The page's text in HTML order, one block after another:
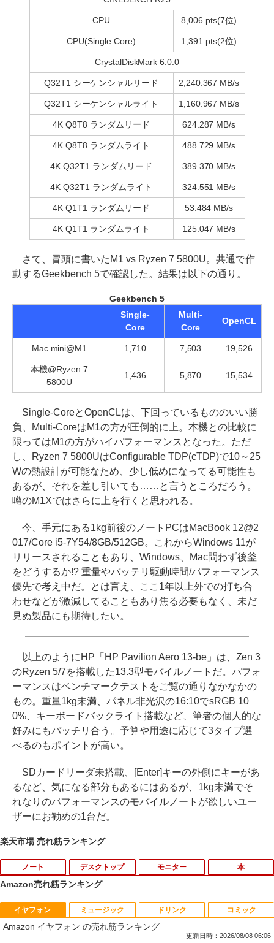
CPU 8,006 pts(7位)
CPU(Single Core) 1,391 pts(2位)
CrystalDiskMark 6.0.0
Q32T1 シーケンシャルリード 2,240.367 MB/s
Q32T1 シーケンシャルライト 1,160.967 MB/s
4K Q8T8 ランダムリード 624.287 MB/s
4K Q8T8 ランダムライト 488.729 MB/s
4K Q32T1 ランダムリード 389.370 MB/s
4K Q32T1 ランダムライト 324.551 MB/s
4K Q1T1 ランダムリード 53.484 MB/s
4K Q1T1 ランダムライト 125.047 MB/s
さて、冒頭に書いたM1 vs Ryzen 7 5800U。共通で作
動するGeekbench 5で確認した。結果は以下の通り。
Geekbench 5
Single-
Core
Multi-
Core
OpenCL
Mac mini@M1 1,710 7,503 19,526
本機@Ryzen 7
5800U
1,436 5,870 15,534
Single-CoreとOpenCLは、下回っているもののいい勝
負、Multi-CoreはM1の方が圧倒的に上。本機との比較に
限ってはM1の方がハイパフォーマンスとなった。ただ
し、Ryzen 7 5800UはConfigurable TDP(cTDP)で10～25
Wの熱設計が可能なため、少し低めになってる可能性も
あるが、それを差し引いても……と言うところだろう。
噂のM1Xではさらに上を行くと思われる。
今、手元にある1kg前後のノートPCはMacBook 12@2
017/Core i5-7Y54/8GB/512GB。これからWindows 11が
リリースされることもあり、Windows、Mac問わず後釜
をどうするか!? 重量やバッテリ駆動時間/パフォーマンス
優先で考え中だ。とは言え、ここ1年以上外での打ち合
わせなどが激減してることもあり焦る必要もなく、未だ
見ぬ製品にも期待したい。
以上のようにHP「HP Pavilion Aero 13-be」は、Zen 3
のRyzen 5/7を搭載した13.3型モバイルノートだ。パフォ
ーマンスはベンチマークテストをご覧の通りなかなかの
もの。重量1kg未満、パネル非光沢の16:10でsRGB 10
0%、キーボードバックライト搭載など、筆者の個人的な
好みにもバッチリ合う。予算や用途に応じて3タイプ選
べるのもポイントが高い。
SDカードリーダ未搭載、[Enter]キーの外側にキーがあ
るなど、気になる部分もあるにはあるが、1kg未満でそ
れなりのパフォーマンスのモバイルノートが欲しいユー
ザーにお勧めの1台だ。
楽天市場 売れ筋ランキング
ノート
1
【期間限定破格金額！】新生活 新古品 W
in11搭載 パソコンノートパソコンoffice
付き 初心者向けノートPC 初期設定済 1
デスクトップ モニター
1
引き出し付きモニター台(NM01 ミドルブ
ラウン) 【玄関先迄納品】 ニトリ
本
1
ドラえもん はじめての国語辞典 第2版 [
小学館 国語辞典編集部 ]
Amazon売れ筋ランキング
イヤフォン
Amazon イヤフォン の売れ筋ランキング
更新日時：2026/08/08 06:06
ミュージック ドリンク コミック